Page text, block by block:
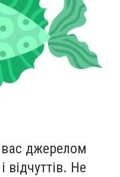
джерелом
вiдчуттiв. Не